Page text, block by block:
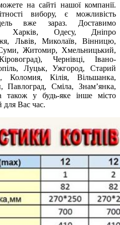
на сайті нашої компанії.
вибору, є можливість
вже зараз. Доставимо
Харків, Одесу, Дніпро
Львів, Миколаїв, Вінницю,
Житомир, Хмельницький,
Чернівці, Івано-
Луцьк, Ужгород, Старий
Коломия, Кілія, Вільшанка,
Сміла, Знам’янка,
також у будь-яке інше місто
для Вас час.